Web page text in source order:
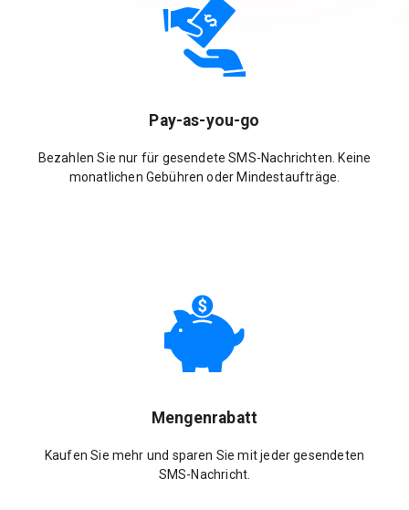
Pay-as-you-go
Bezahlen Sie nur für gesendete SMS-Nachrichten. Keine
monatlichen Gebühren oder Mindestaufträge.
Mengenrabatt
Kaufen Sie mehr und sparen Sie mit jeder gesendeten
SMS-Nachricht.